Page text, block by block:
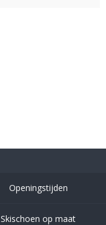
Openingstijden
Skischoen op maat